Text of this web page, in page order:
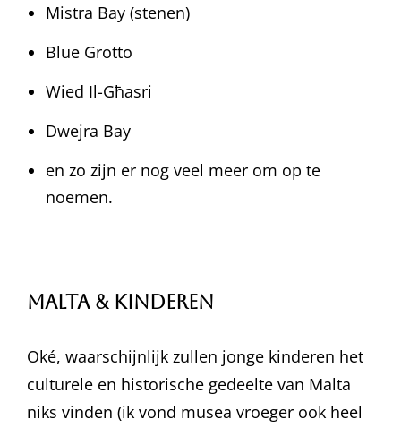
Mistra Bay (stenen)
Blue Grotto
Wied Il-Għasri
Dwejra Bay
en zo zijn er nog veel meer om op te
noemen.
Malta & Kinderen
Oké, waarschijnlijk zullen jonge kinderen het
culturele en historische gedeelte van Malta
niks vinden (ik vond musea vroeger ook heel